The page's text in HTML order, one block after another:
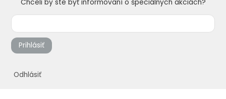
Chceli by ste byť informovaní o špeciálnych akciách?
Prihlásiť
Odhlásiť